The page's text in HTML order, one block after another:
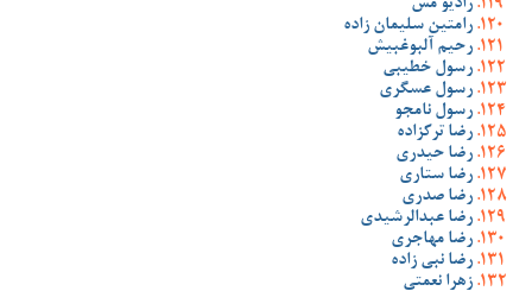
رادیو مس
رامتین سلیمان زاده
رحیم آلبوغبیش
رسول خطیبی
رسول عسگری
رسول نامجو
رضا ترکزاده
رضا حیدری
رضا ستاری
رضا صدری
رضا عبدالرشیدی
رضا مهاجری
رضا نبی زاده
زهرا نعمتی